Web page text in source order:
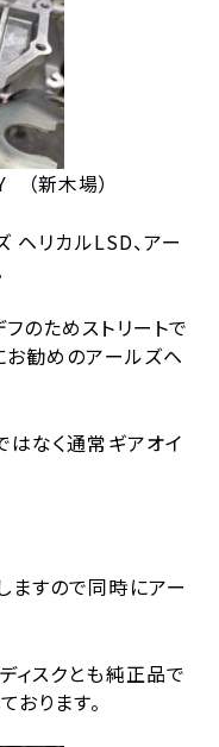
（新木場）
リカルLSD、アー
のためストリートで
お勧めのアールズヘ
はなく通常ギアオイ
ますので同時にアー
ィスクとも純正品で
おります。